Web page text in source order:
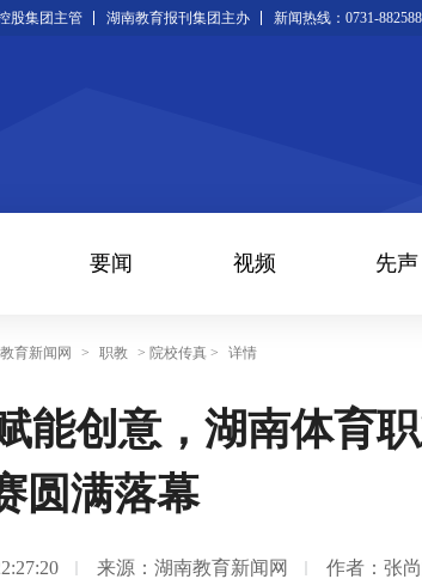
股集团主管 湖南教育报刊集团主办 新闻热线：0731-
要闻 视频 先声
育新闻网 > 职教 > 院校传真 > 详情
能创意，湖南体育
圆满落幕
来源：湖南教育新闻网 作者：张